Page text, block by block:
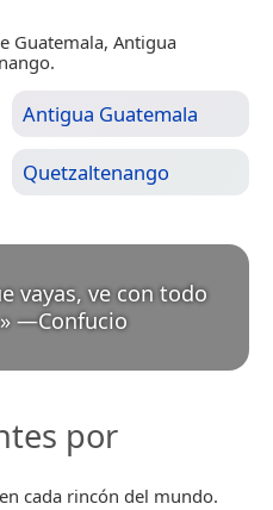
Guatemala, Antigua
Antigua Guatemala
Quetzaltenango
vayas, ve con todo
» —Confucio
por
cada rincón del mundo.